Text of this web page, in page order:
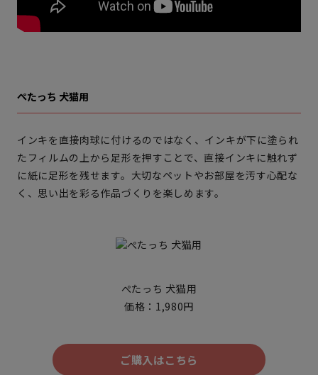
ぺたっち 犬猫用
インキを直接肉球に付けるのではなく、インキが下に塗られ
たフィルムの上から足形を押すことで、直接インキに触れず
に紙に足形を残せます。大切なペットやお部屋を汚す心配な
く、思い出を彩る作品づくりを楽しめます。
ぺたっち 犬猫用
価格：1,980円
ご購入はこちら